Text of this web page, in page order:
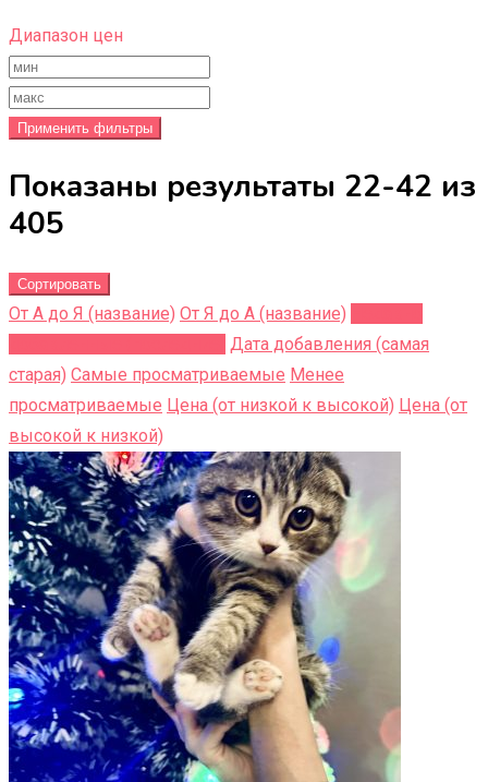
Диапазон цен
Применить фильтры
Показаны результаты 22-42 из
405
Сортировать
От А до Я (название) От Я до A (название)
Дата добавления (самая
старая) Самые просматриваемые Менее
просматриваемые Цена (от низкой к высокой) Цена (от
высокой к низкой)